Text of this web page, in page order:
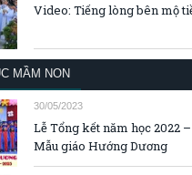
Video: Tiếng lòng bên mộ
MẦM NON
30/05/2023
Lễ Tổng kết năm học 2022
Mẫu giáo Hướng Dương